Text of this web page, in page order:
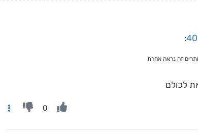
:
זה נראה אחרת
לכולם
0